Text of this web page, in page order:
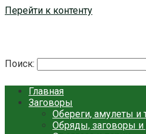
Перейти к контенту
Поиск:
Главная
Заговоры
Обереги, амулеты и
Обряды, заговоры и